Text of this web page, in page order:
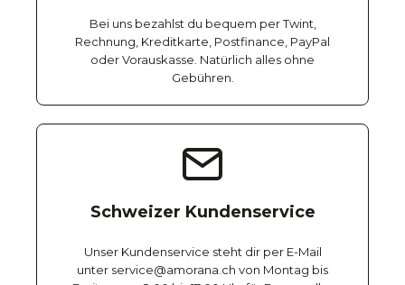
Bei uns bezahlst du bequem per Twint,
Rechnung, Kreditkarte, Postfinance, PayPal
oder Vorauskasse. Natürlich alles ohne
Gebühren.
Schweizer Kundenservice
Unser Kundenservice steht dir per E-Mail
unter service@amorana.ch von Montag bis